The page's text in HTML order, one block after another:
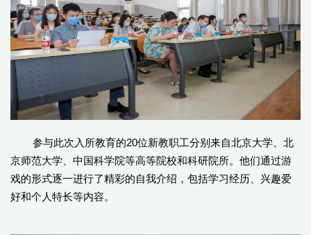
参与此次入所教育的20位新教职工分别来自北京大学、北
京师范大学、中国科学院等高等院校和科研院所。他们通过游
戏的形式逐一进行了精彩的自我介绍，包括学习经历、兴趣爱
好和个人特长等内容。